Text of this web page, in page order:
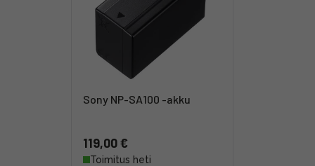
Sony NP-SA100 -akku
119,00 €
Toimitus heti